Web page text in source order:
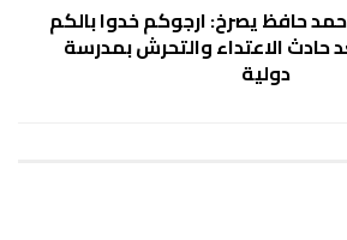
حافظ يصرخ: ارجوكم خدوا بالكم
حادث الاعتداء والتحرش بمدرسة
دولية